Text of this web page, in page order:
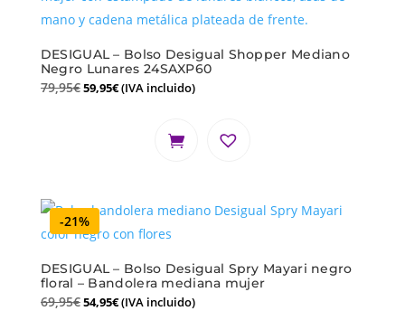
DESIGUAL – Bolso Desigual Shopper Mediano
Negro Lunares 24SAXP60
79,95€59,95€(IVA incluido)
-21%
DESIGUAL – Bolso Desigual Spry Mayari negro
floral – Bandolera mediana mujer
69,95€54,95€(IVA incluido)